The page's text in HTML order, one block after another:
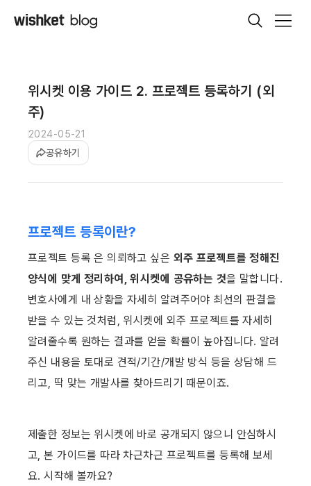
위시켓 이용 가이드 2. 프로젝트 등록하기 (외
주)
2024-05-21
공유하기
프로젝트 등록이란?
프로젝트 등록 은 의뢰하고 싶은 외주 프로젝트를 정해진
양식에 맞게 정리하여, 위시켓에 공유하는 것을 말합니다.
변호사에게 내 상황을 자세히 알려주어야 최선의 판결을
받을 수 있는 것처럼, 위시켓에 외주 프로젝트를 자세히
알려줄수록 원하는 결과를 얻을 확률이 높아집니다. 알려
주신 내용을 토대로 견적/기간/개발 방식 등을 상담해 드
리고, 딱 맞는 개발사를 찾아드리기 때문이죠. ​
제출한 정보는 위시켓에 바로 공개되지 않으니 안심하시
고, 본 가이드를 따라 차근차근 프로젝트를 등록해 보세
요. 시작해 볼까요?